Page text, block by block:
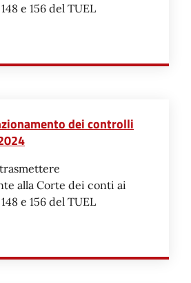
e 156 del TUEL
SUL FUNZIONAMENTO DEI
dei controlli
alla Corte dei conti ai
e 156 del TUEL
SUL FUNZIONAMENTO DEI